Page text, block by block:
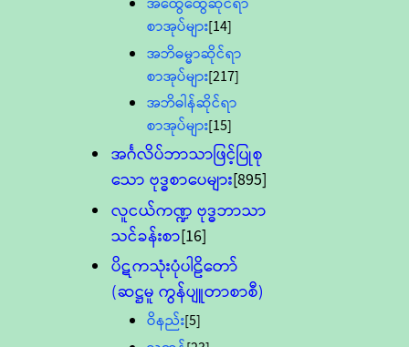
စာအုပ်များ[14]
အဘိဓမ္မာဆိုင်ရာ
စာအုပ်များ[217]
အဘိဓါန်ဆိုင်ရာ
စာအုပ်များ[15]
အင်္ဂလိပ်ဘာသာဖြင့်ပြုစု
သော ဗုဒ္ဓစာပေများ[895]
လူငယ်ကဏ္ဍ ဗုဒ္ဓဘာသာ
သင်ခန်းစာ[16]
ပိဋကသုံးပုံပါဠိတော်
(ဆဋ္ဌမူ ကွန်ပျူတာစာစီ)
ဝိနည်း[5]